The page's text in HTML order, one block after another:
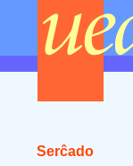
Serĉado